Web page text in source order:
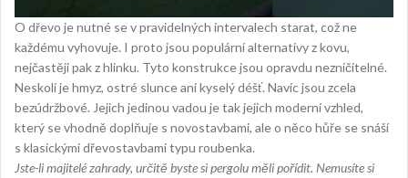
O dřevo je nutné se v pravidelných intervalech starat, což ne
každému vyhovuje. I proto jsou populární alternativy z kovu,
nejčastěji pak z hlinku. Tyto konstrukce jsou opravdu nezničitelné.
Neskolí je hmyz, ostré slunce ani kyselý déšť. Navíc jsou zcela
bezúdržbové. Jejich jedinou vadou je tak jejich moderní vzhled,
který se vhodně doplňuje s novostavbami, ale o něco hůře se snáší
s klasickými dřevostavbami typu roubenka.
Jste-li majitelé zahrady, určitě byste si pergolu měli pořídit. Nemusíte si